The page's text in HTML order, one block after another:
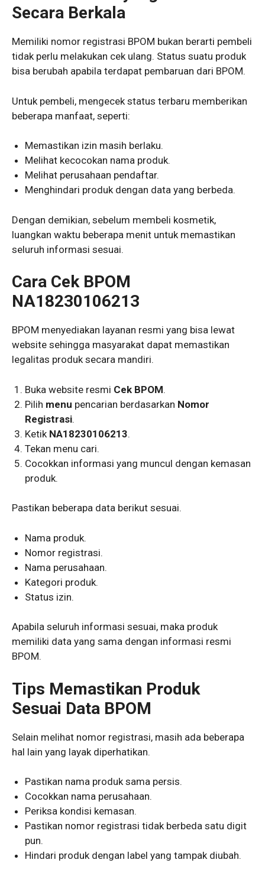
Secara Berkala
Memiliki nomor registrasi BPOM bukan berarti pembeli
tidak perlu melakukan cek ulang. Status suatu produk
bisa berubah apabila terdapat pembaruan dari BPOM.
Untuk pembeli, mengecek status terbaru memberikan
beberapa manfaat, seperti:
Memastikan izin masih berlaku.
Melihat kecocokan nama produk.
Melihat perusahaan pendaftar.
Menghindari produk dengan data yang berbeda.
Dengan demikian, sebelum membeli kosmetik,
luangkan waktu beberapa menit untuk memastikan
seluruh informasi sesuai.
Cara Cek BPOM
NA18230106213
BPOM menyediakan layanan resmi yang bisa lewat
website sehingga masyarakat dapat memastikan
legalitas produk secara mandiri.
Buka website resmi Cek BPOM.
Pilih menu pencarian berdasarkan Nomor
Registrasi.
Ketik NA18230106213.
Tekan menu cari.
Cocokkan informasi yang muncul dengan kemasan
produk.
Pastikan beberapa data berikut sesuai.
Nama produk.
Nomor registrasi.
Nama perusahaan.
Kategori produk.
Status izin.
Apabila seluruh informasi sesuai, maka produk
memiliki data yang sama dengan informasi resmi
BPOM.
Tips Memastikan Produk
Sesuai Data BPOM
Selain melihat nomor registrasi, masih ada beberapa
hal lain yang layak diperhatikan.
Pastikan nama produk sama persis.
Cocokkan nama perusahaan.
Periksa kondisi kemasan.
Pastikan nomor registrasi tidak berbeda satu digit
pun.
Hindari produk dengan label yang tampak diubah.